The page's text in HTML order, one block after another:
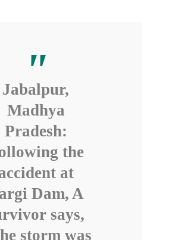
Jabalpur,
Madhya
Pradesh:
the
at
Dam, A
says,
storm was